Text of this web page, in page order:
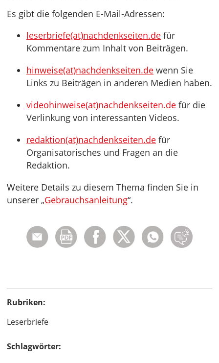
Es gibt die folgenden E-Mail-Adressen:
leserbriefe(at)nachdenkseiten.de für
Kommentare zum Inhalt von Beiträgen.
hinweise(at)nachdenkseiten.de wenn Sie
Links zu Beiträgen in anderen Medien haben.
videohinweise(at)nachdenkseiten.de für die
Verlinkung von interessanten Videos.
redaktion(at)nachdenkseiten.de für
Organisatorisches und Fragen an die
Redaktion.
Weitere Details zu diesem Thema finden Sie in
unserer „Gebrauchsanleitung“.
Rubriken:
Leserbriefe
Schlagwörter: